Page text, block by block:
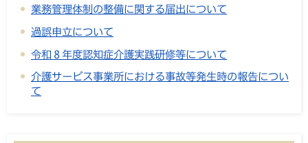
業務管理体制の整備に関する届出について
過誤申立について
令和８年度認知症介護実践研修等について
介護サービス事業所における事故等発生時の報告につい
て